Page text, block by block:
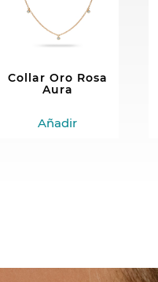
Collar Oro Rosa
Aura
Añadir